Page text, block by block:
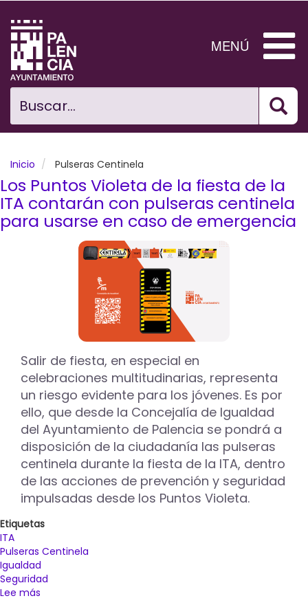
contenido
principal
Buscar...
MENÚ
Ciudad
El Ayuntamiento
Noticias
Planificación Ciudad
Areas municipales
Inicio Pulseras Centinela
Los Puntos Violeta de la fiesta de la
ITA contarán con pulseras centinela
para usarse en caso de emergencia
Salir de fiesta, en especial en
celebraciones multitudinarias, representa
un riesgo evidente para los jóvenes. Es por
ello, que desde la Concejalía de Igualdad
del Ayuntamiento de Palencia se pondrá a
disposición de la ciudadanía las pulseras
centinela durante la fiesta de la ITA, dentro
de las acciones de prevención y seguridad
impulsadas desde los Puntos Violeta.
Etiquetas
ITA
Pulseras Centinela
Igualdad
Seguridad
Lee más